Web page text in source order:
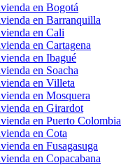
en Bogotá
en Barranquilla
en Cali
en Cartagena
en Ibagué
en Soacha
en Villeta
en Mosquera
en Girardot
en Puerto Colombia
en Cota
en Fusagasuga
en Copacabana